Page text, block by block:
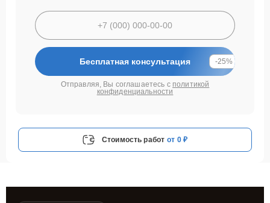
Бесплатная консультация -25%
Отправляя, Вы соглашаетесь с политикой
конфиденциальности
Стоимость работ от 0 ₽